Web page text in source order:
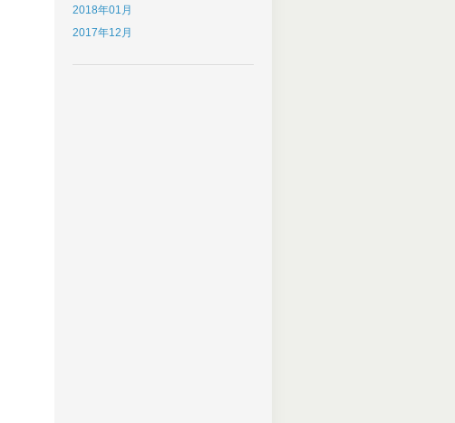
2018年01月
2017年12月